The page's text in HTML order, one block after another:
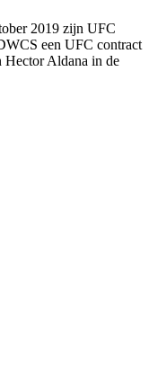
2019 zijn UFC
een UFC contract
Hector Aldana in de